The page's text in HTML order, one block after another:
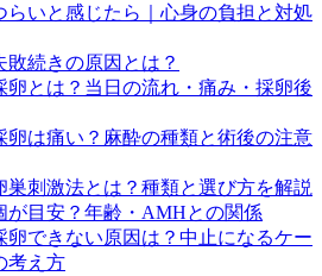
らいと感じたら｜心身の負担と対処
敗続きの原因とは？
卵とは？当日の流れ・痛み・採卵後
卵は痛い？麻酔の種類と術後の注意
巣刺激法とは？種類と選び方を解説
が目安？年齢・AMHとの関係
卵できない原因は？中止になるケー
考え方